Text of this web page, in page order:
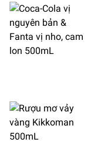
Hương vị sang
lưới nồng nàn.
kẹo sẽ khiến bạn